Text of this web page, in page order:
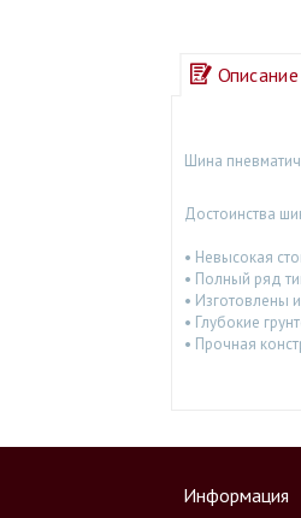
Описание
Шина
Достоинства
• Невысокая
• Полный ряд
• Изготовлены
• Глубокие
• Прочная
Информация